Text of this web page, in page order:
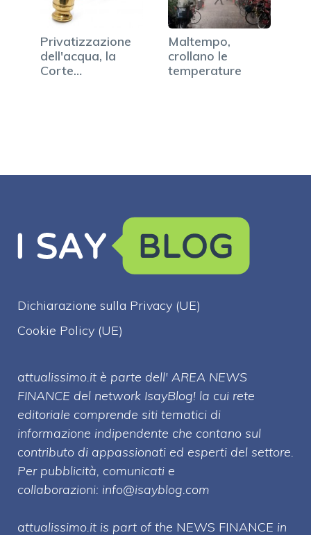
Privatizzazione
dell'acqua, la
Corte
Maltempo,
crollano le
temperature
Dichiarazione sulla Privacy (UE)
Cookie Policy (UE)
attualissimo.it è parte dell' AREA NEWS
FINANCE del network IsayBlog! la cui rete
editoriale comprende siti tematici di
informazione indipendente che contano sul
contributo di appassionati ed esperti del settore.
Per pubblicità, comunicati e
collaborazioni: info@isayblog.com
attualissimo.it is part of the NEWS FINANCE in